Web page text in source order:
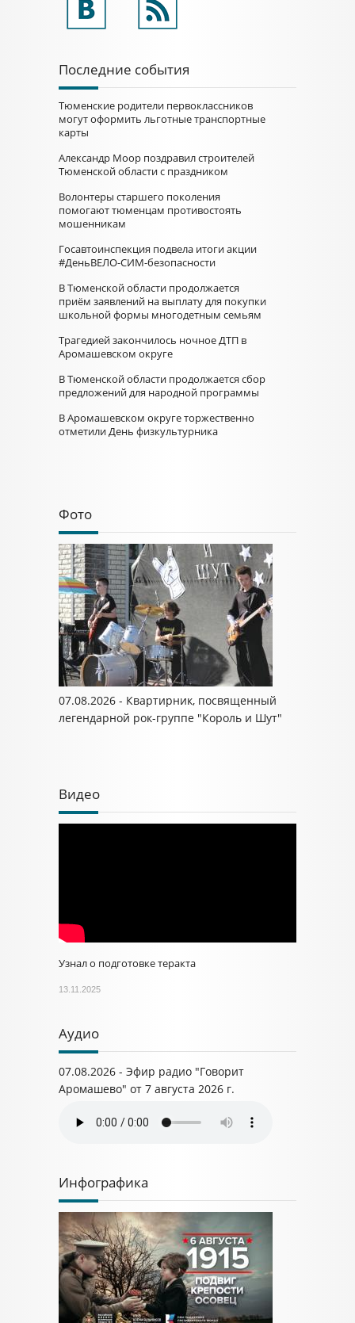
Последние события
Тюменские родители первоклассников
могут оформить льготные транспортные
карты
Александр Моор поздравил строителей
Тюменской области с праздником
Волонтеры старшего поколения
помогают тюменцам противостоять
мошенникам
Госавтоинспекция подвела итоги акции
#ДеньВЕЛО-СИМ-безопасности
В Тюменской области продолжается
приём заявлений на выплату для покупки
школьной формы многодетным семьям
Трагедией закончилось ночное ДТП в
Аромашевском округе
В Тюменской области продолжается сбор
предложений для народной программы
В Аромашевском округе торжественно
отметили День физкультурника
Фото
07.08.2026 - Квартирник, посвященный
легендарной рок-группе "Король и Шут"
Видео
Узнал о подготовке теракта
13.11.2025
Аудио
07.08.2026 - Эфир радио "Говорит
Аромашево" от 7 августа 2026 г.
Инфографика